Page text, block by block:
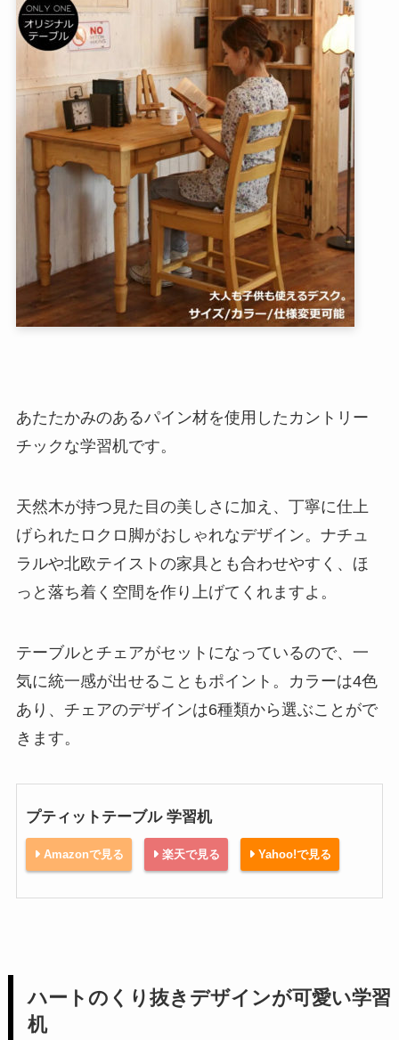
あたたかみのあるパイン材を使用したカントリー
チックな学習机です。
天然木が持つ見た目の美しさに加え、丁寧に仕上
げられたロクロ脚がおしゃれなデザイン。ナチュ
ラルや北欧テイストの家具とも合わせやすく、ほ
っと落ち着く空間を作り上げてくれますよ。
テーブルとチェアがセットになっているので、一
気に統一感が出せることもポイント。カラーは4色
あり、チェアのデザインは6種類から選ぶことがで
きます。
プティットテーブル 学習机
Amazonで見る 楽天で見る Yahoo!で見る
ハートのくり抜きデザインが可愛い学習
机